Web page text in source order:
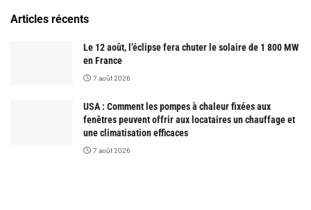
Articles récents
Le 12 août, l’éclipse fera chuter le solaire de 1 800 MW
en France
7 août 2026
USA : Comment les pompes à chaleur fixées aux
fenêtres peuvent offrir aux locataires un chauffage et
une climatisation efficaces
7 août 2026